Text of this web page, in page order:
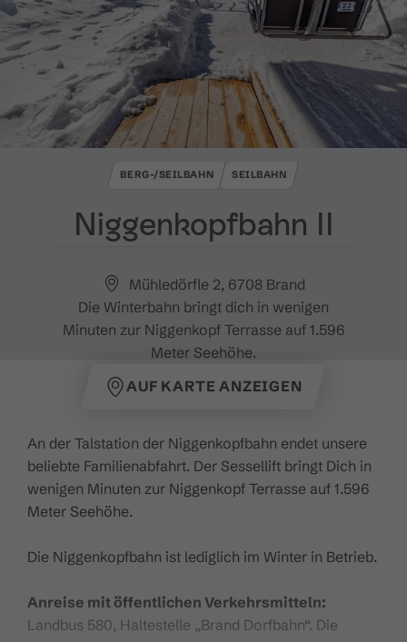
Niggenkopfbahn II
BERG-/SEILBAHN SEILBAHN
Mühledörfle 2, 6708 Brand
Die Winterbahn bringt dich in wenigen
Minuten zur Niggenkopf Terrasse auf 1.596
Meter Seehöhe.
AUF KARTE ANZEIGEN
An der Talstation der Niggenkopfbahn endet unsere
beliebte Familienabfahrt. Der Sessellift bringt Dich in
wenigen Minuten zur Niggenkopf Terrasse auf 1.596
Meter Seehöhe.
Die Niggenkopfbahn ist lediglich im Winter in Betrieb.
Anreise mit öffentlichen Verkehrsmitteln:
Landbus 580, Haltestelle „Brand Dorfbahn“. Die